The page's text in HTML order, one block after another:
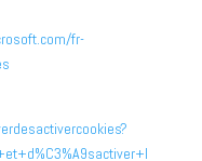
fr-